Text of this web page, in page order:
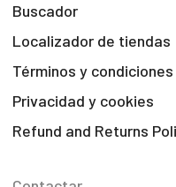
Buscador
Localizador de tiendas
Términos y condiciones
Privacidad y cookies
Refund and Returns